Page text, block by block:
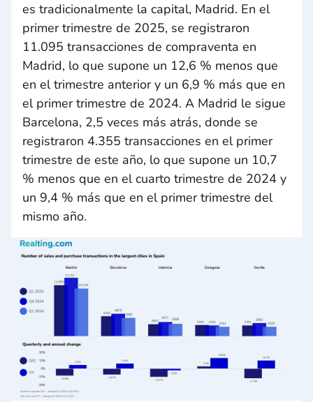
es tradicionalmente la capital, Madrid. En el
primer trimestre de 2025, se registraron
11.095 transacciones de compraventa en
Madrid, lo que supone un 12,6 % menos que
en el trimestre anterior y un 6,9 % más que en
el primer trimestre de 2024. A Madrid le sigue
Barcelona, ​​2,5 veces más atrás, donde se
registraron 4.355 transacciones en el primer
trimestre de este año, lo que supone un 10,7
% menos que en el cuarto trimestre de 2024 y
un 9,4 % más que en el primer trimestre del
mismo año.